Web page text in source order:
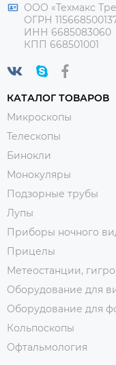
ООО «Техмакс
ОГРН
ИНН 6685083060
КПП 668501001
КАТАЛОГ ТОВАРОВ
Микроскопы
Телескопы
Бинокли
Монокуляры
Подзорные трубы
Лупы
Приборы ночного
Прицелы
Метеостанции,
Оборудование для
Оборудование для
Кольпоскопы
Офтальмология